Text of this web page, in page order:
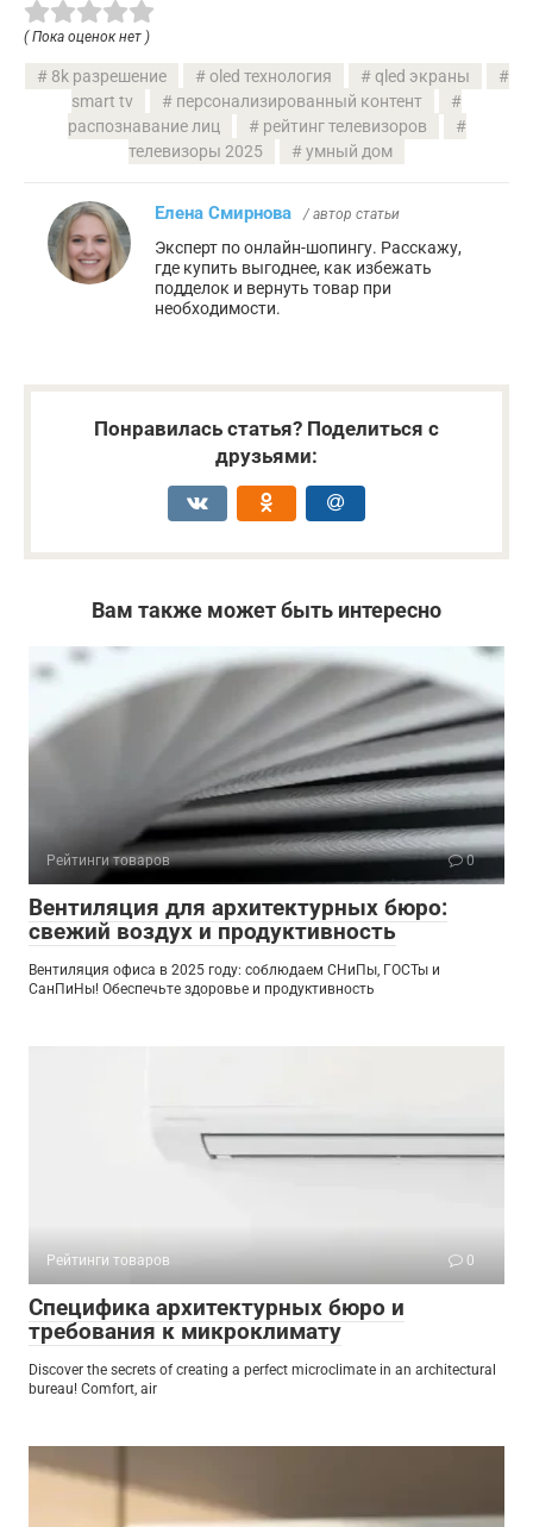
( Пока оценок нет )
8k разрешение oled технология
qled экраны
smart tv
персонализированный контент
распознавание лиц
рейтинг телевизоров
телевизоры 2025
умный дом
Елена Смирнова / автор статьи
Эксперт по онлайн-шопингу. Расскажу,
где купить выгоднее, как избежать
подделок и вернуть товар при
необходимости.
Понравилась статья? Поделиться с
друзьями:
Вам также может быть интересно
Рейтинги товаров 0
Вентиляция для архитектурных бюро:
свежий воздух и продуктивность
Вентиляция офиса в 2025 году: соблюдаем СНиПы, ГОСТы и
СанПиНы! Обеспечьте здоровье и продуктивность
Рейтинги товаров 0
Специфика архитектурных бюро и
требования к микроклимату
Discover the secrets of creating a perfect microclimate in an architectural
bureau! Comfort, air